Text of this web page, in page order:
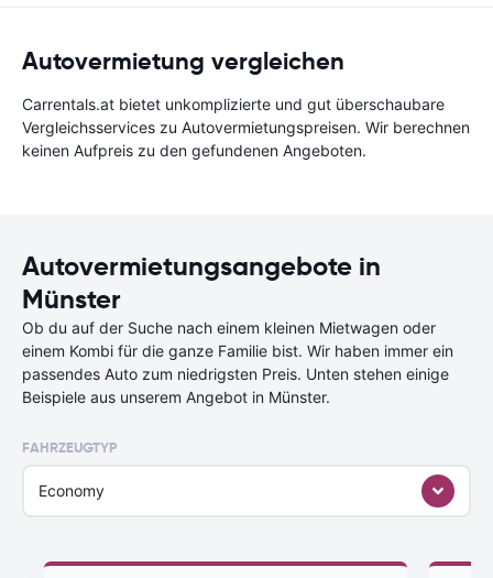
Autovermietung vergleichen
Carrentals.at bietet unkomplizierte und gut überschaubare
Vergleichsservices zu Autovermietungspreisen. Wir berechnen
keinen Aufpreis zu den gefundenen Angeboten.
Autovermietungsangebote in
Münster
Ob du auf der Suche nach einem kleinen Mietwagen oder
einem Kombi für die ganze Familie bist. Wir haben immer ein
passendes Auto zum niedrigsten Preis. Unten stehen einige
Beispiele aus unserem Angebot in Münster.
FAHRZEUGTYP
Economy